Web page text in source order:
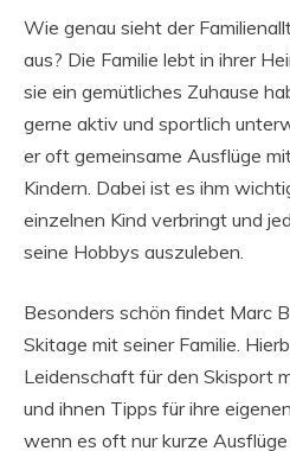
Wie genau sieht der
aus? Die Familie lebt in ihrer
sie ein gemütliches Zuhause
gerne aktiv und sportlich
er oft gemeinsame Ausflüge
Kindern. Dabei ist es ihm
einzelnen Kind verbringt und
seine Hobbys auszuleben.
Besonders schön findet Marc
Skitage mit seiner Familie.
Leidenschaft für den Skisport
und ihnen Tipps für ihre
wenn es oft nur kurze